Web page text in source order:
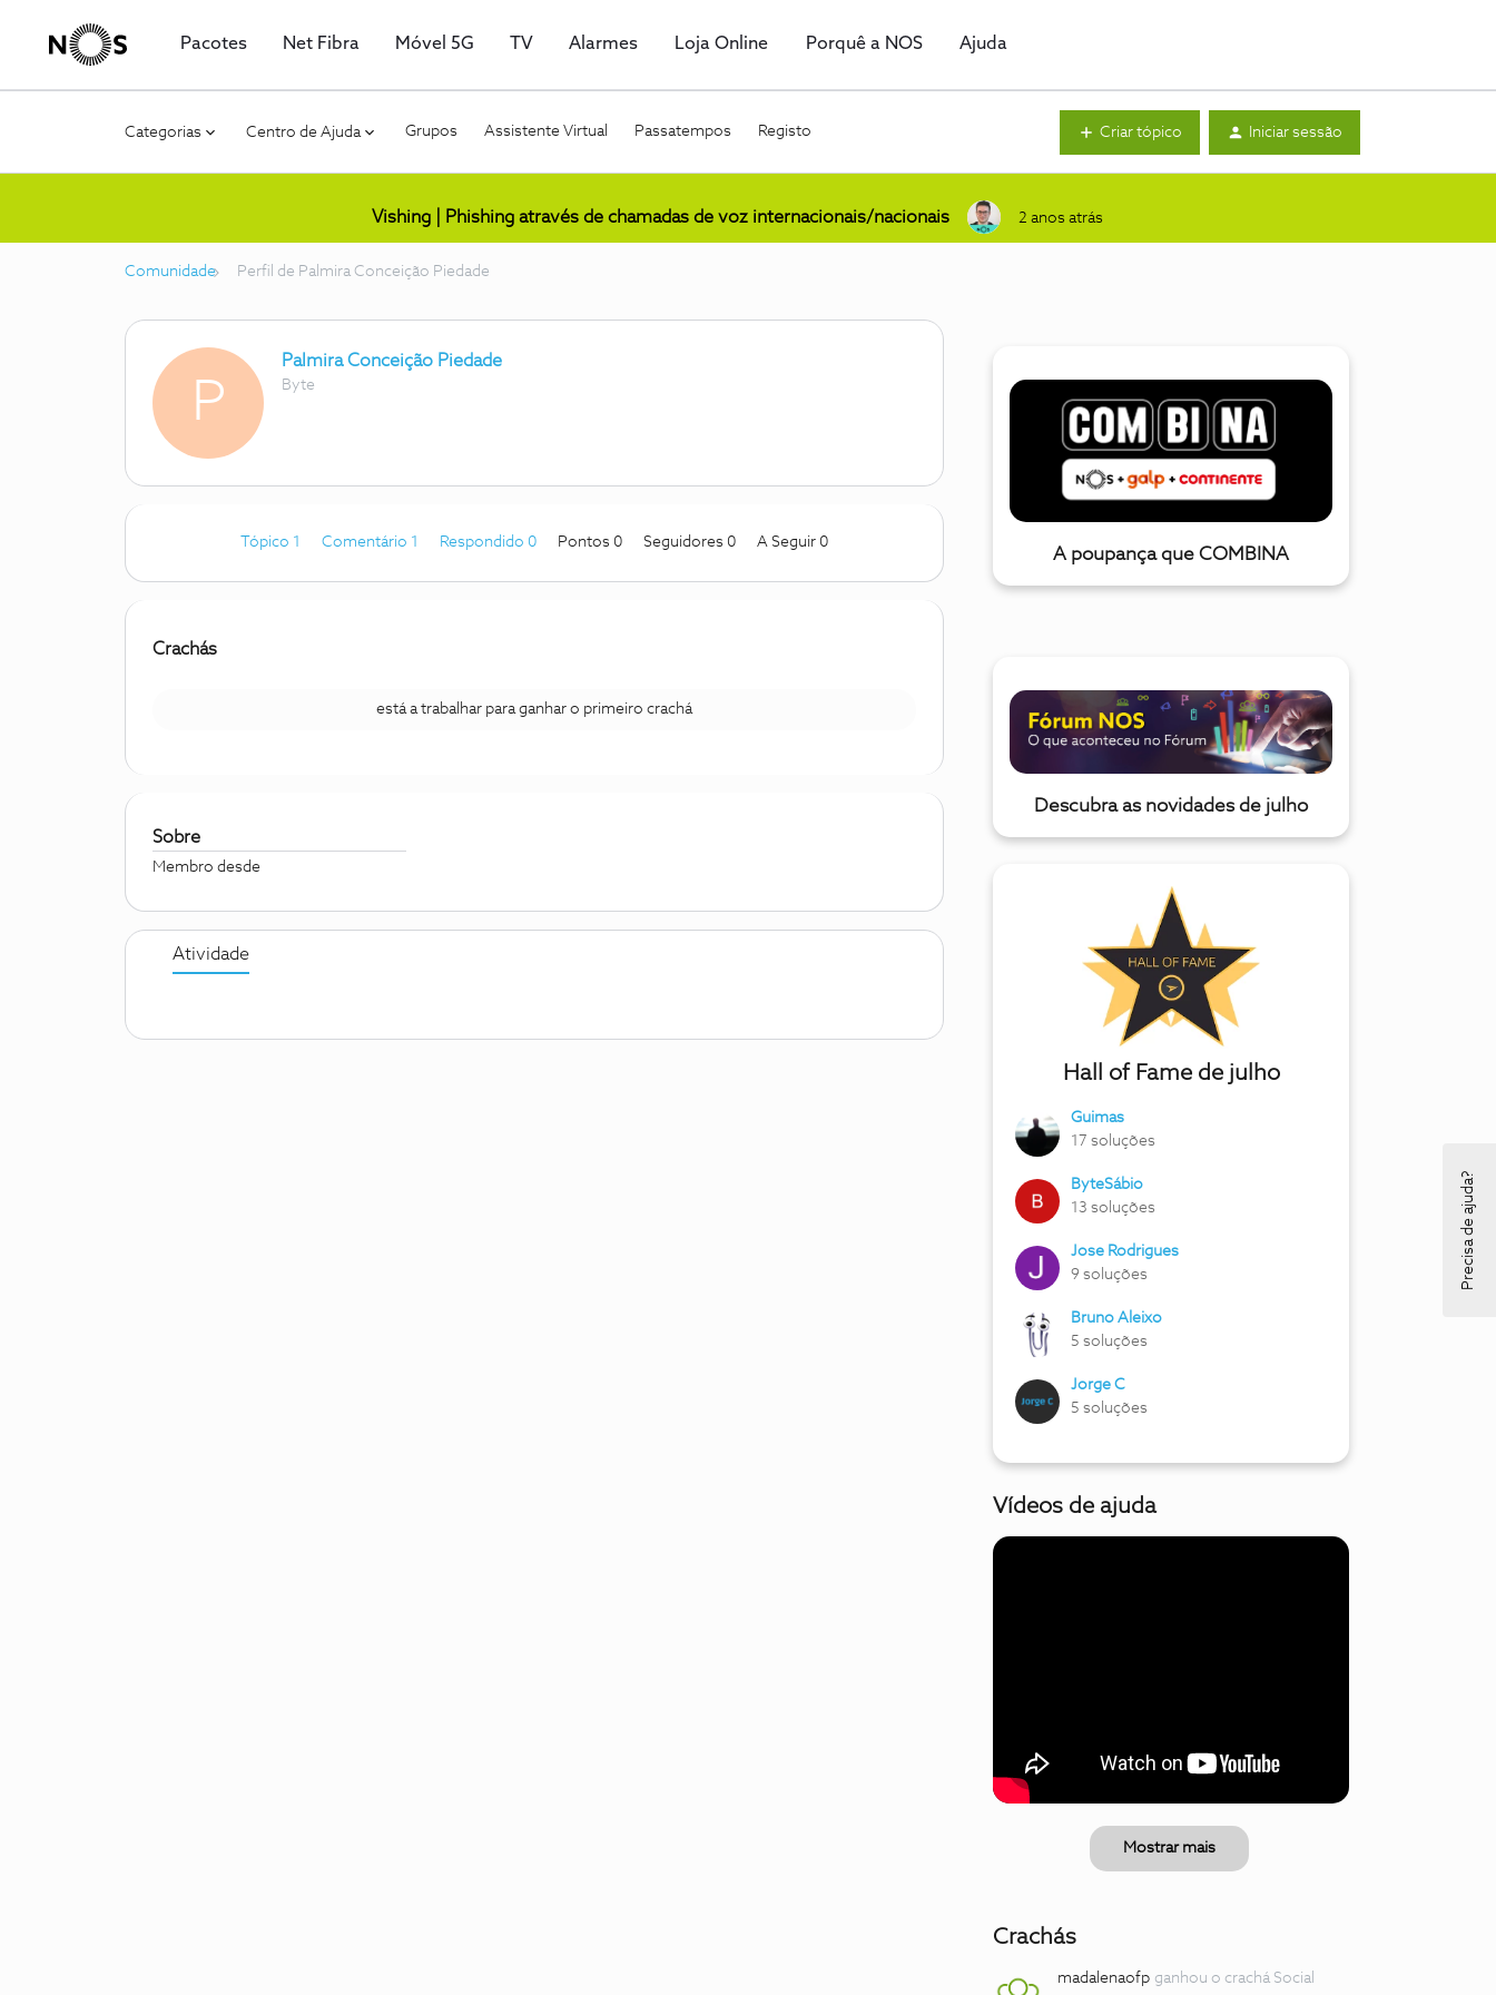
Pacotes Net Fibra Móvel 5G TV Alarmes Loja Online Porquê a NOS Ajuda
Categorias Centro de Ajuda Grupos Assistente Virtual Passatempos Registo Criar tópico Iniciar sessão
Vishing | Phishing através de chamadas de voz internacionais/nacionais 2 anos atrás
Comunidade Perfil de Palmira Conceição Piedade
P
Palmira Conceição Piedade
Byte
Tópico 1 Comentário 1 Respondido 0 Pontos 0 Seguidores 0 A Seguir 0
Crachás
está a trabalhar para ganhar o primeiro crachá
Sobre
Membro desde
Atividade
A poupança que COMBINA
Descubra as novidades de julho
Hall of Fame de julho
Guimas
17 soluções
ByteSábio
13 soluções
Jose Rodrigues
9 soluções
Bruno Aleixo
5 soluções
Jorge C
5 soluções
Vídeos de ajuda
Mostrar mais
Crachás
madalenaofp ganhou o crachá Social
Precisa de ajuda?